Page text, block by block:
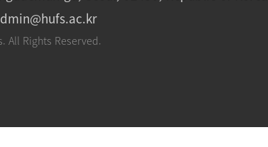
All Rights Reserved.